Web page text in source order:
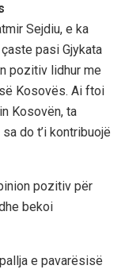
Sejdiu, e ka
pasi Gjykata
pozitiv lidhur me
Kosovës. Ai ftoi
Kosovën, ta
do t’i kontribuojë
pozitiv për
bekoi
e pavarësisë